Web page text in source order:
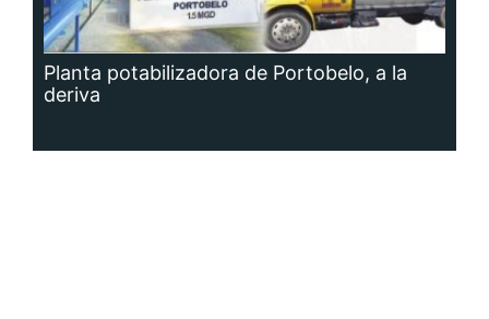
Planta potabilizadora de Portobelo, a la
deriva